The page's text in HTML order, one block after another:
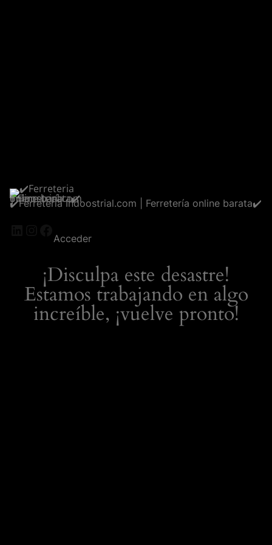
✔️Ferreteria Indoostrial.com | Ferretería online barata✔️
LinkedIn
Instagram
Facebook
Acceder
¡Disculpa este desastre!
Estamos trabajando en algo
increíble, ¡vuelve pronto!